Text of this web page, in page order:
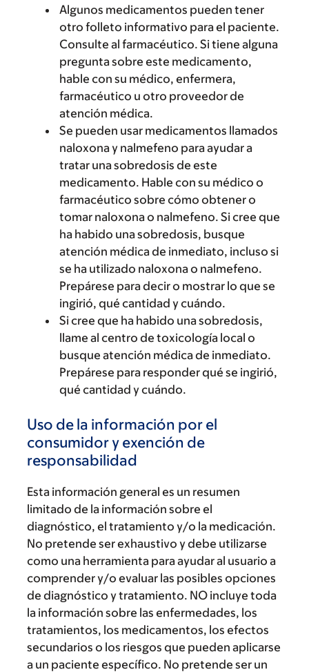
Algunos medicamentos pueden tener
otro folleto informativo para el paciente.
Consulte al farmacéutico. Si tiene alguna
pregunta sobre este medicamento,
hable con su médico, enfermera,
farmacéutico u otro proveedor de
atención médica.
Se pueden usar medicamentos llamados
naloxona y nalmefeno para ayudar a
tratar una sobredosis de este
medicamento. Hable con su médico o
farmacéutico sobre cómo obtener o
tomar naloxona o nalmefeno. Si cree que
ha habido una sobredosis, busque
atención médica de inmediato, incluso si
se ha utilizado naloxona o nalmefeno.
Prepárese para decir o mostrar lo que se
ingirió, qué cantidad y cuándo.
Si cree que ha habido una sobredosis,
llame al centro de toxicología local o
busque atención médica de inmediato.
Prepárese para responder qué se ingirió,
qué cantidad y cuándo.
Uso de la información por el
consumidor y exención de
responsabilidad
Esta información general es un resumen
limitado de la información sobre el
diagnóstico, el tratamiento y/o la medicación.
No pretende ser exhaustivo y debe utilizarse
como una herramienta para ayudar al usuario a
comprender y/o evaluar las posibles opciones
de diagnóstico y tratamiento. NO incluye toda
la información sobre las enfermedades, los
tratamientos, los medicamentos, los efectos
secundarios o los riesgos que pueden aplicarse
a un paciente específico. No pretende ser un